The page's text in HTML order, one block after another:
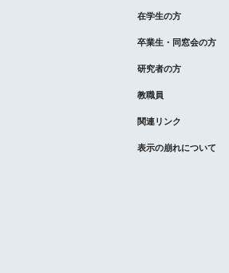
在学生の方
卒業生・同窓会の方
研究者の方
教職員
関連リンク
表示の崩れについて